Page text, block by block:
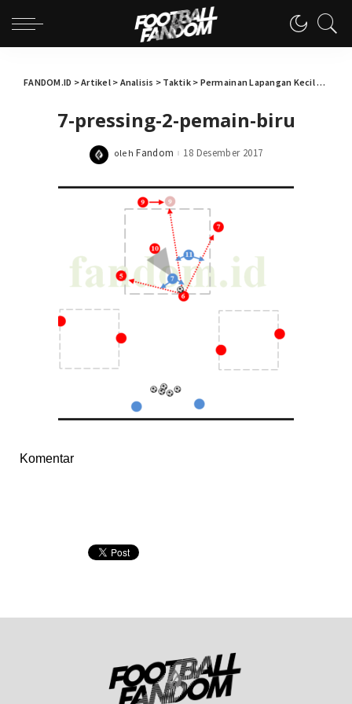
FANDOM.ID >Artikel> Analisis > Taktik> Permainan Lapangan Kecil (Small Sided Game) Untuk Melatih Kebugaran (Fitness)
7-pressing-2-pemain-biru
Posted
oleh Fandom 18 Desember 2017
Komentar